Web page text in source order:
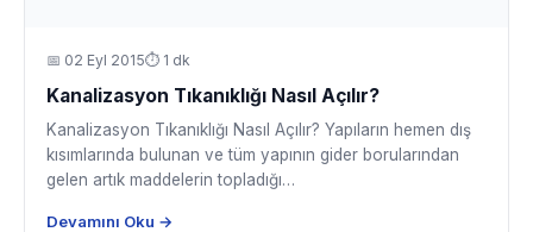
📅 02 Eyl 2015⏱ 1 dk
Kanalizasyon Tıkanıklığı Nasıl Açılır?
Kanalizasyon Tıkanıklığı Nasıl Açılır? Yapıların hemen dış
kısımlarında bulunan ve tüm yapının gider borularından
gelen artık maddelerin topladığı…
Devamını Oku →